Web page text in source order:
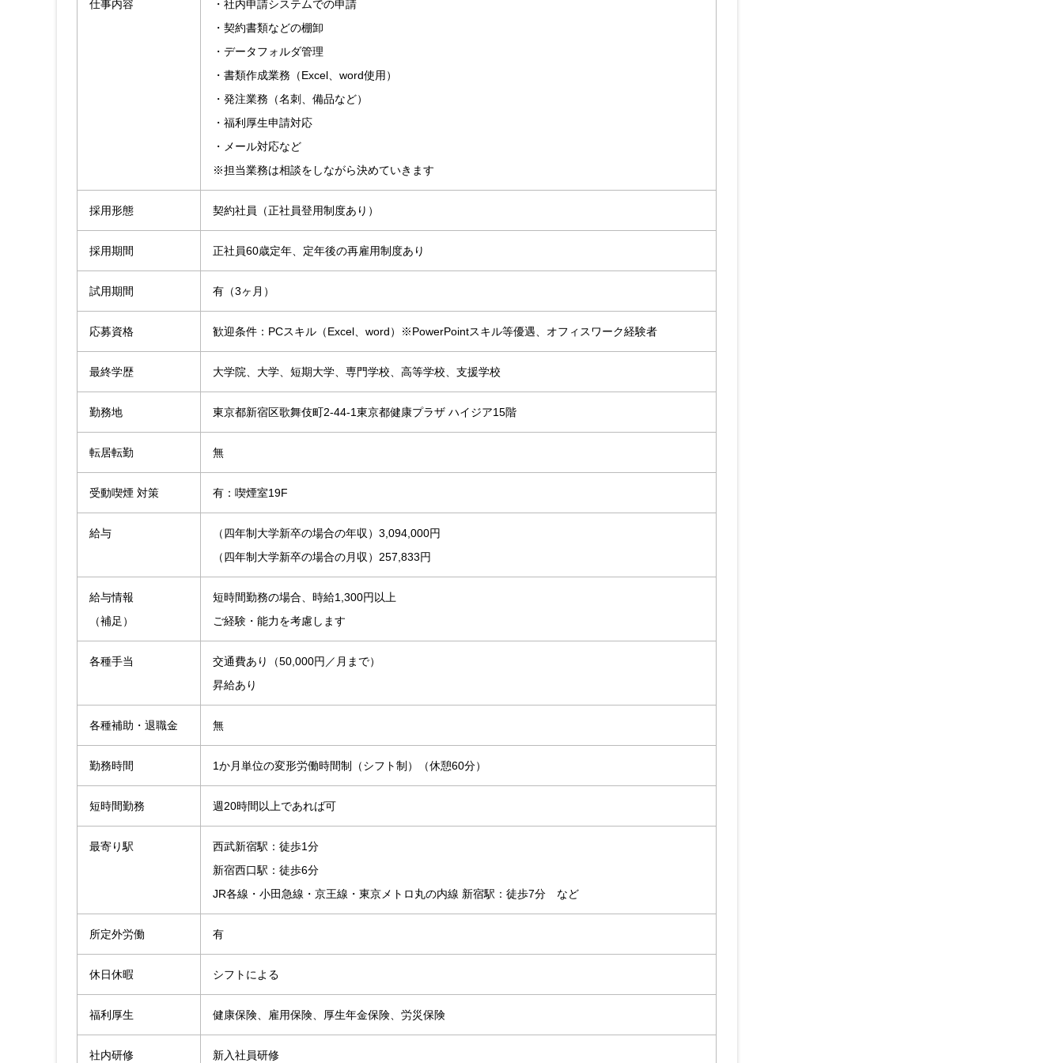
仕事内容
・社内申請システムでの申請
・契約書類などの棚卸
・データフォルダ管理
・書類作成業務（Excel、word使用）
・発注業務（名刺、備品など）
・福利厚生申請対応
・メール対応など
※担当業務は相談をしながら決めていきます
採用形態 契約社員（正社員登用制度あり）
採用期間 正社員60歳定年、定年後の再雇用制度あり
試用期間 有（3ヶ月）
応募資格 歓迎条件：PCスキル（Excel、word）※PowerPointスキル等優遇、オフィスワーク経験者
最終学歴 大学院、大学、短期大学、専門学校、高等学校、支援学校
勤務地 東京都新宿区歌舞伎町2-44-1東京都健康プラザ ハイジア15階
転居転勤 無
受動喫煙 対策 有：喫煙室19F
給与
（四年制大学新卒の場合の年収）3,094,000円
（四年制大学新卒の場合の月収）257,833円
給与情報
（補足）
短時間勤務の場合、時給1,300円以上
ご経験・能力を考慮します
各種手当
交通費あり（50,000円／月まで）
昇給あり
各種補助・退職金 無
勤務時間 1か月単位の変形労働時間制（シフト制）（休憩60分）
短時間勤務 週20時間以上であれば可
最寄り駅
西武新宿駅：徒歩1分
新宿西口駅：徒歩6分
JR各線・小田急線・京王線・東京メトロ丸の内線 新宿駅：徒歩7分 など
所定外労働 有
休日休暇 シフトによる
福利厚生 健康保険、雇用保険、厚生年金保険、労災保険
社内研修 新入社員研修